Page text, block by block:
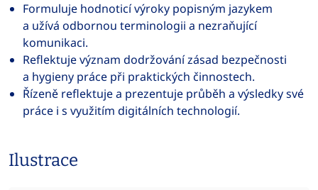
Formuluje hodnoticí výroky popisným jazykem
a užívá odbornou terminologii a nezraňující
komunikaci.
Reflektuje význam dodržování zásad bezpečnosti
a hygieny práce při praktických činnostech.
Řízeně reflektuje a prezentuje průběh a výsledky své
práce i s využitím digitálních technologií.
Ilustrace